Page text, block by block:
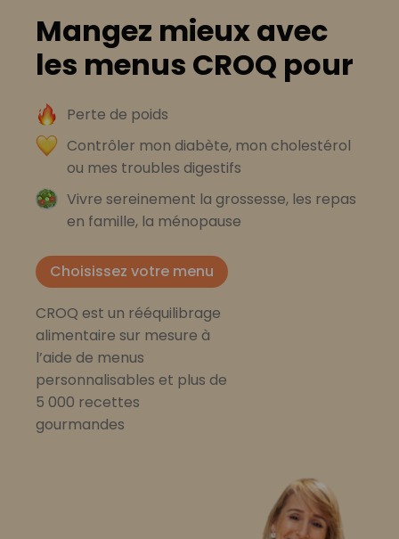
Mangez mieux avec
les menus CROQ pour
Perte de poids
Contrôler mon diabète, mon cholestérol
ou mes troubles digestifs
Vivre sereinement la grossesse, les repas
en famille, la ménopause
Choisissez votre menu
CROQ est un rééquilibrage
alimentaire sur mesure à
l’aide de menus
personnalisables et plus de
5 000 recettes
gourmandes